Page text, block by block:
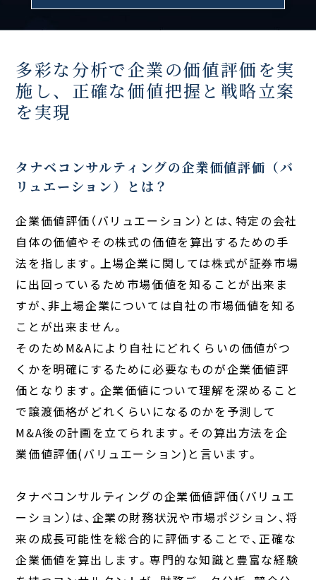
多彩な分析で企業の価値評価を実
施し、 正確な価値把握と戦略立案
を実現
タナベコンサルティングの企業価値評価（バ
リュエーション）とは？
企業価値評価（バリュエーション）とは、特定の会社
自体の価値やその株式の価値を算出するための手
法を指します。上場企業に関しては株式が証券市場
に出回っているため市場価値を知ることが出来ま
すが、非上場企業については自社の市場価値を知る
ことが出来ません。
そのためM&Aにより自社にどれくらいの価値がつ
くかを明確にするために必要なものが企業価値評
価となります。企業価値について理解を深めること
で譲渡価格がどれくらいになるのかを予測して
M&A後の計画を立てられます。その算出方法を企
業価値評価(バリュエーション)と言います。
タナベコンサルティングの企業価値評価（バリュエ
ーション）は、企業の財務状況や市場ポジション、将
来の成長可能性を総合的に評価することで、正確な
企業価値を算出します。専門的な知識と豊富な経験